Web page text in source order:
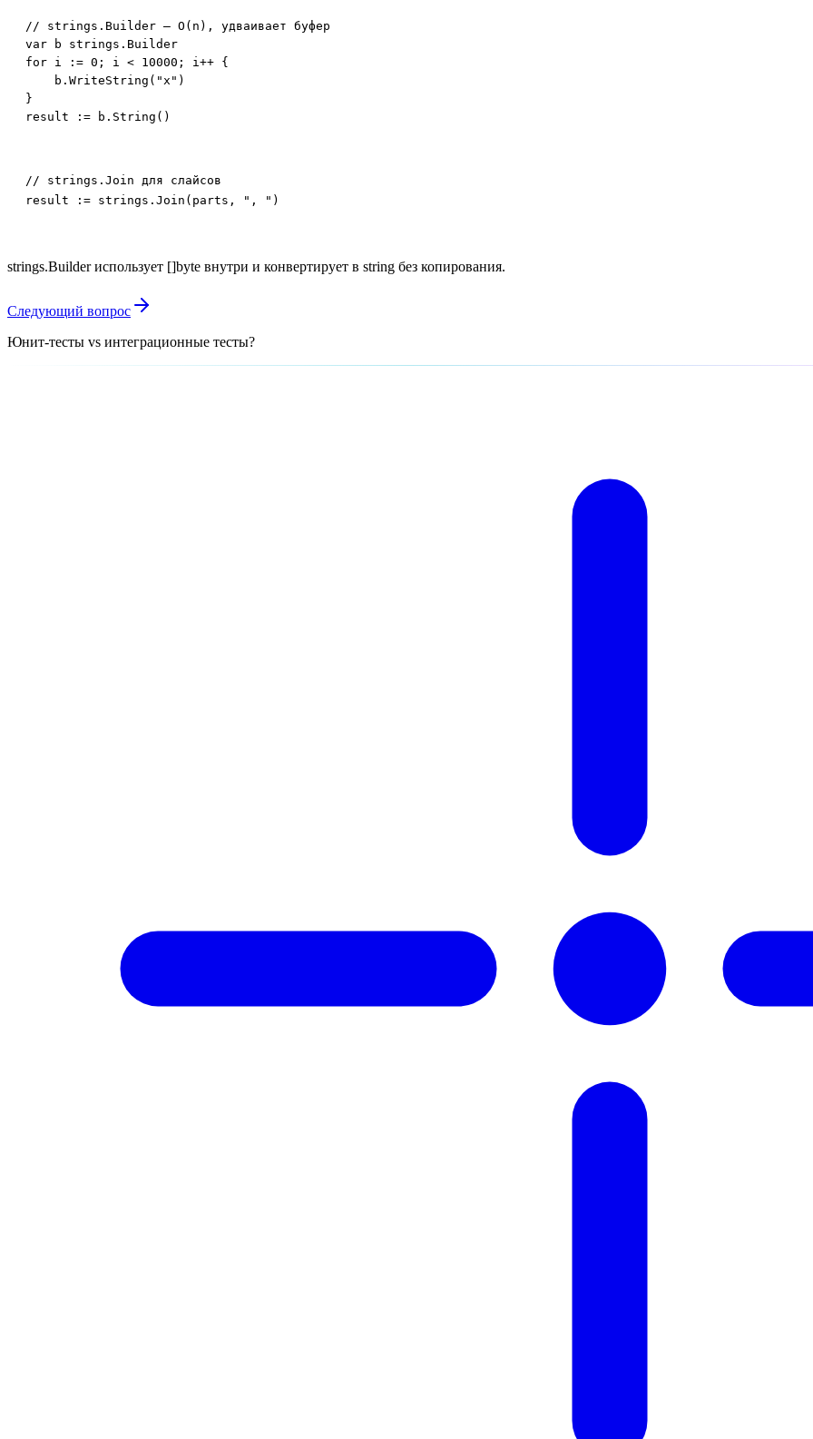
// strings.Builder — O(n), удваивает буфер
var b strings.Builder
for i := 0; i < 10000; i++ {
    b.WriteString("x")
}
result := b.String()
// strings.Join для слайсов
result := strings.Join(parts, ", ")
strings.Builder использует []byte внутри и конвертирует в string без копирования.
Следующий вопрос
Юнит-тесты vs интеграционные тесты?